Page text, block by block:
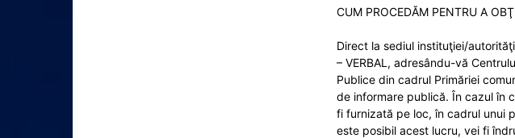
CUM PROCEDĂM PENTRU A
Direct la sediul instituţiei/
– VERBAL, adresându-vă
Publice din cadrul Primăriei
de informare publică. În cazul în
fi furnizată pe loc, în cadrul unui
este posibil acest lucru, vei fi